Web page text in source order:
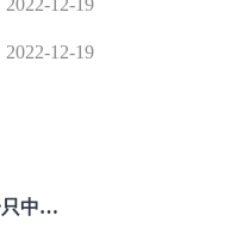
2022-12-19
2022-12-19
重磅利好刺激叠加估值修复预期 主力逆势抄底一只中药龙头股